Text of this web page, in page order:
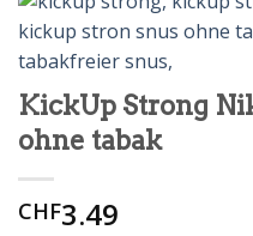
KickUp Strong
ohne tabak
CHF3.49